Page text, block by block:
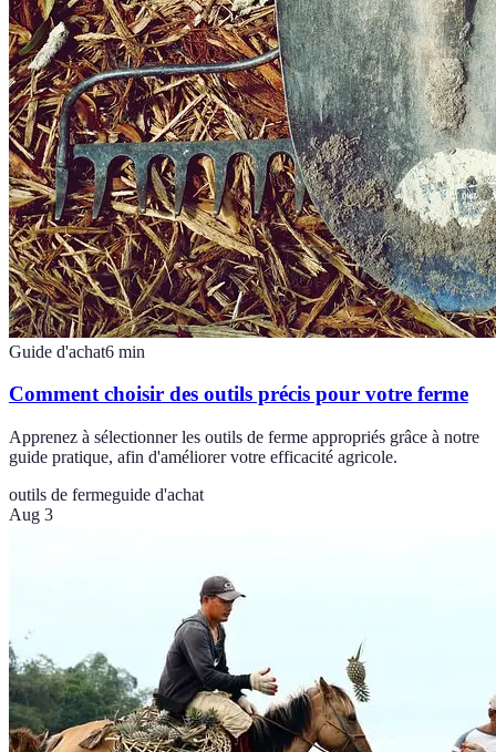
Guide d'achat6 min
Comment choisir des outils précis pour votre ferme
Apprenez à sélectionner les outils de ferme appropriés grâce à notre
guide pratique, afin d'améliorer votre efficacité agricole.
outils de fermeguide d'achat
Aug 3